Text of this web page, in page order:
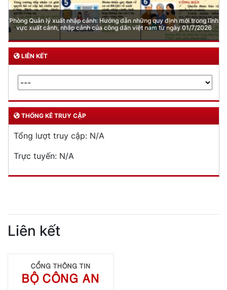
Phòng Quản lý xuất nhập cảnh: Hướng dẫn những quy định mới trong lĩnh
vực xuất cảnh, nhập cảnh của công dân việt nam từ ngày 01/7/2026
LIÊN KẾT
THỐNG KÊ TRUY CẬP
Tổng lượt truy cập: N/A
Trực tuyến: N/A
Liên kết